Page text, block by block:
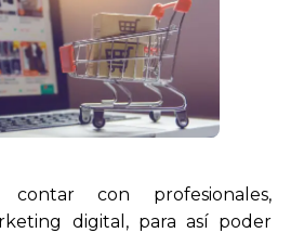
con profesionales,
digital, para así poder